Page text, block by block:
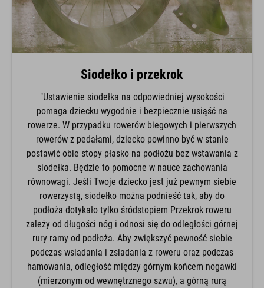
Siodełko i przekrok
"Ustawienie siodełka na odpowiedniej wysokości
pomaga dziecku wygodnie i bezpiecznie usiąść na
rowerze. W przypadku rowerów biegowych i pierwszych
rowerów z pedałami, dziecko powinno być w stanie
postawić obie stopy płasko na podłożu bez wstawania z
siodełka. Będzie to pomocne w nauce zachowania
równowagi. Jeśli Twoje dziecko jest już pewnym siebie
rowerzystą, siodełko można podnieść tak, aby do
podłoża dotykało tylko śródstopiem Przekrok roweru
zależy od długości nóg i odnosi się do odległości górnej
rury ramy od podłoża. Aby zwiększyć pewność siebie
podczas wsiadania i zsiadania z roweru oraz podczas
hamowania, odległość między górnym końcem nogawki
(mierzonym od wewnętrznego szwu), a górną rurą